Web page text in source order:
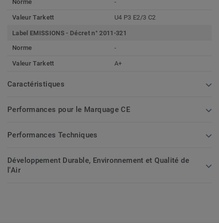
Norme -
Valeur Tarkett U4 P3 E2/3 C2
Label EMISSIONS - Décret n° 2011-321
Norme
-
Valeur Tarkett A+
Caractéristiques
Performances pour le Marquage CE
Performances Techniques
Développement Durable, Environnement et Qualité de
l'Air